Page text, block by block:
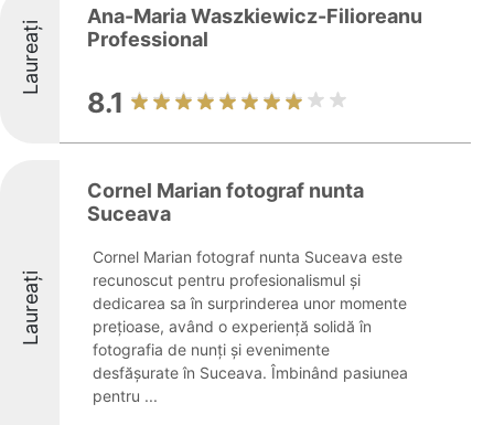
Laureați
Ana-Maria Waszkiewicz-Filioreanu
Professional
8.1
Laureați
Cornel Marian fotograf nunta
Suceava
Cornel Marian fotograf nunta Suceava este
recunoscut pentru profesionalismul și
dedicarea sa în surprinderea unor momente
prețioase, având o experiență solidă în
fotografia de nunți și evenimente
desfășurate în Suceava. Îmbinând pasiunea
pentru ...